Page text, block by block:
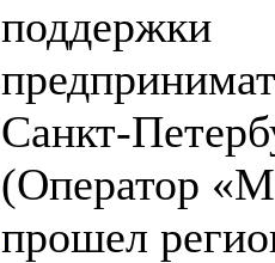
поддержки
Санкт-
(Оператор
прошел